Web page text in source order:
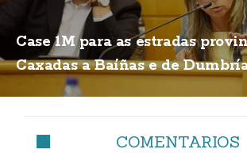
Case 1M para as estradas
Caxadas a Baíñas e de
COMENTARIOS